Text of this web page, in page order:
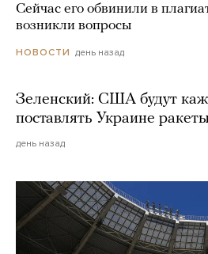
Сейчас его обвинили в
возникли вопросы
НОВОСТИ день назад
Зеленский: США будут
поставлять Украине
день назад